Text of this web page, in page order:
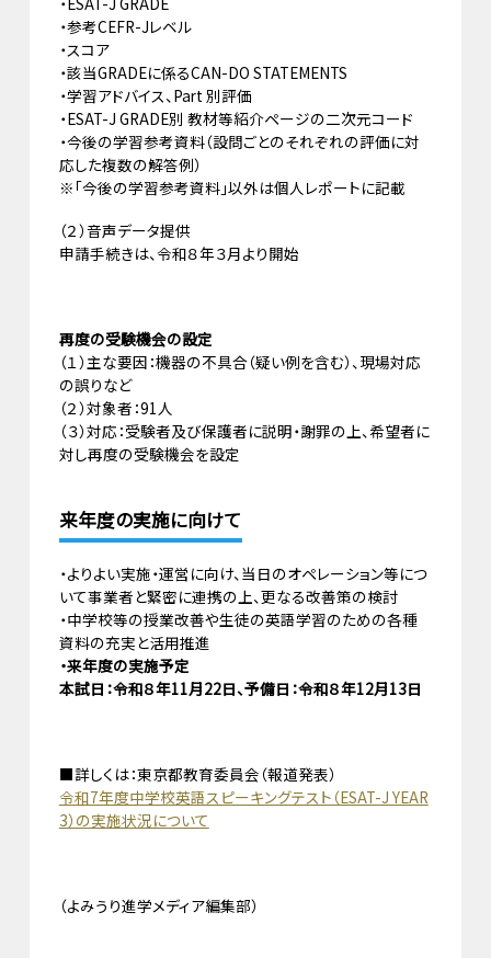
・参考CEFR-Jレベル
・スコア
・該当GRADEに係るCAN-DO STATEMENTS
・学習アドバイス、Part 別評価
・ESAT-J GRADE別 教材等紹介ページの二次元コード
・今後の学習参考資料（設問ごとのそれぞれの評価に対
応した複数の解答例）
※「今後の学習参考資料」以外は個人レポートに記載
（２）音声データ提供
申請手続きは、令和８年３月より開始
再度の受験機会の設定
（１）主な要因：機器の不具合（疑い例を含む）、現場対応
の誤りなど
（２）対象者：91人
（３）対応：受験者及び保護者に説明・謝罪の上、希望者に
対し再度の受験機会を設定
来年度の実施に向けて
・よりよい実施・運営に向け、当日のオペレーション等につ
いて事業者と緊密に連携の上、更なる改善策の検討
・中学校等の授業改善や生徒の英語学習のための各種
資料の充実と活用推進
・来年度の実施予定
本試日：令和８年11月22日、予備日：令和８年12月13日
■詳しくは：東京都教育委員会（報道発表）
令和7年度中学校英語スピーキングテスト（ESAT-J YEAR
3）の実施状況について
（よみうり進学メディア編集部）